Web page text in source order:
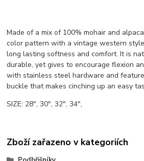
Made of a mix of 100% mohair and
color pattern with a vintage western
long lasting softness and comfort. It is
durable, yet gives to encourage flexion
with stainless steel hardware and
buckle that makes cinching up an easy
SIZE: 28", 30", 32", 34",
Zboží zařazeno v kategoriích